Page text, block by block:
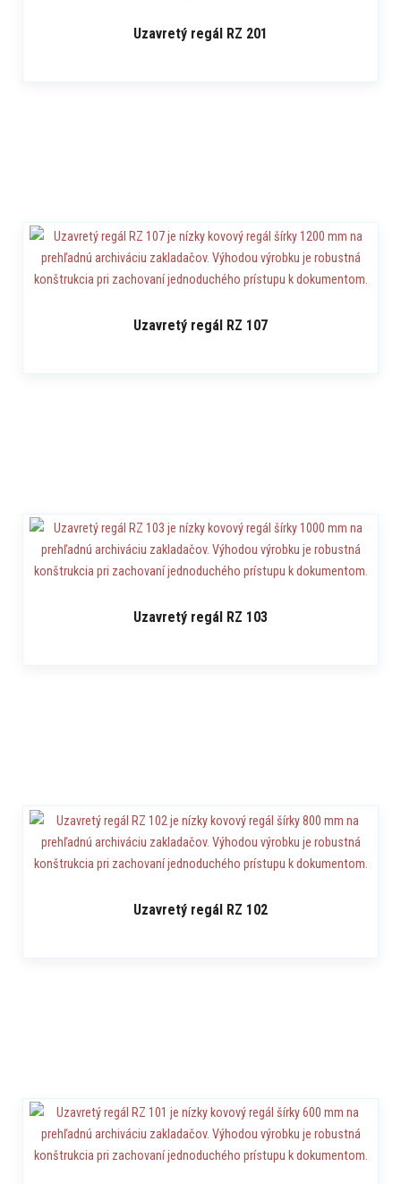
Uzavretý regál RZ 201
Uzavretý regál RZ 107
Uzavretý regál RZ 103
Uzavretý regál RZ 102